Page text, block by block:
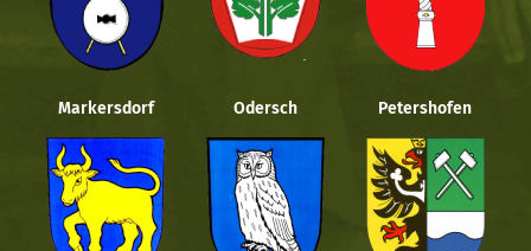
Markersdorf Odersch Petershofen